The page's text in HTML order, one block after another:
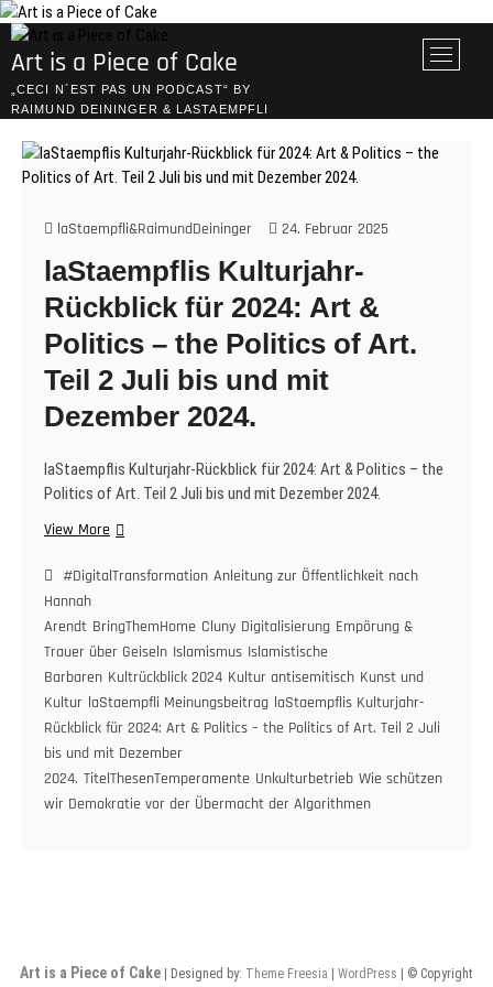
Skip
to
content
Art is a Piece of Cake
„CECI N´EST PAS UN PODCAST“ BY
RAIMUND DEININGER & LASTAEMPFLI
M
e
u
B
laStaempfli&RaimundDeininger 24. Februar 2025
laStaempflis Kulturjahr-
Rückblick für 2024: Art &
Politics – the Politics of Art.
Teil 2 Juli bis und mit
Dezember 2024.
laStaempflis Kulturjahr-Rückblick für 2024: Art & Politics – the
Politics of Art. Teil 2 Juli bis und mit Dezember 2024.
View MorelaStaempflis
Rückblick
2024:
Art
&
–
the
Politics
of
Art.
Dezember
#DigitalTransformation Anleitung zur Öffentlichkeit nach
Hannah
Arendt BringThemHome Cluny Digitalisierung Empörung &
Trauer über Geiseln Islamismus Islamistische
Barbaren Kultrückblick 2024 Kultur antisemitisch Kunst und
Kultur laStaempfli Meinungsbeitrag laStaempflis Kulturjahr-
Rückblick für 2024: Art & Politics – the Politics of Art. Teil 2 Juli
bis und mit Dezember
2024. TitelThesenTemperamente Unkulturbetrieb Wie schützen
wir Demokratie vor der Übermacht der Algorithmen
Art is a Piece of Cake | Designed by: Theme Freesia |WordPress | © Copyright